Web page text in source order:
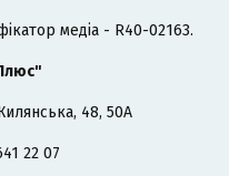
медіа - R40-02163.
48, 50А
22 07